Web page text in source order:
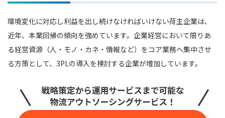
環境変化に対応し利益を出し続けなければいけない荷主企業は、
近年、本業回帰の傾向を強めています。企業経営において限りあ
る経営資源（人・モノ・カネ・情報など）をコア業務へ集中させ
る方策として、3PLの導入を検討する企業が増加しています。